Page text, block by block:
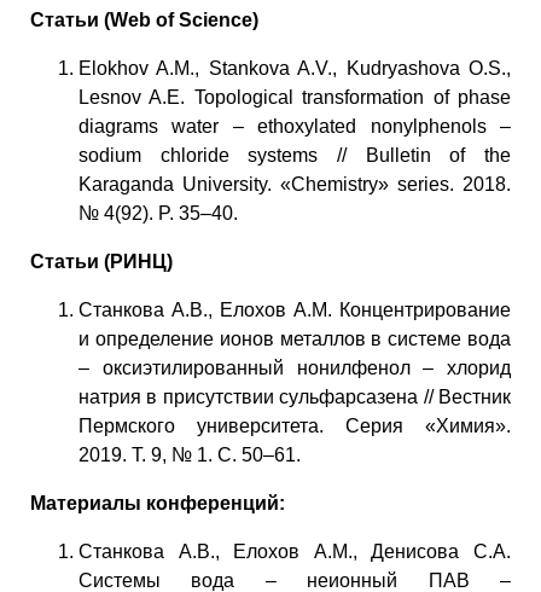
Статьи (Web of Science)
Elokhov A.M., Stankova A.V., Kudryashova O.S.,
Lesnov A.E. Topological transformation of phase
diagrams water – ethoxylated nonylphenols –
sodium chloride systems // Bulletin of the
Karaganda University. «Chemistry» series. 2018.
№ 4(92). P. 35–40.
Статьи (РИНЦ)
Станкова А.В., Елохов А.М. Концентрирование
и определение ионов металлов в системе вода
– оксиэтилированный нонилфенол – хлорид
натрия в присутствии сульфарсазена // Вестник
Пермского университета. Серия «Химия».
2019. Т. 9, № 1. С. 50–61.
Материалы конференций:
Станкова А.В., Елохов А.М., Денисова С.А.
Системы вода – неионный ПАВ –